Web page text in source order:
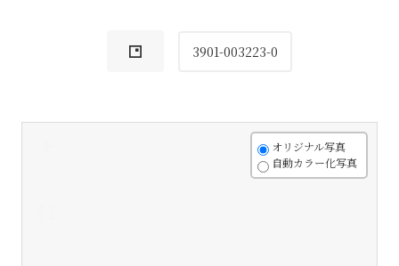
3901-003223-0
オリジナル写真
自動カラー化写真